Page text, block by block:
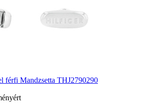
férfi Mandzsetta THJ2790290